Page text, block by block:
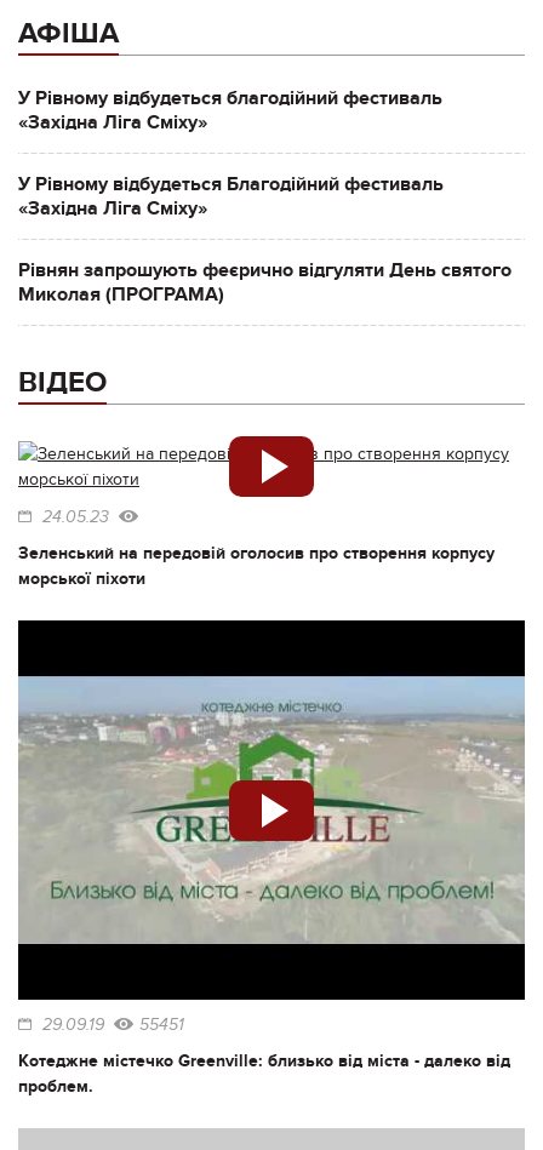
АФІША
У Рівному відбудеться благодійний фестиваль
«Західна Ліга Сміху»
У Рівному відбудеться Благодійний фестиваль
«Західна Ліга Сміху»
Рівнян запрошують феєрично відгуляти День святого
Миколая (ПРОГРАМА)
ВІДЕО
24.05.23
Зеленський на передовій оголосив про створення корпусу
морської піхоти
29.09.19 55451
Котеджне містечко Greenville: близько від міста - далеко від
проблем.